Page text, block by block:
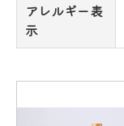
アレルギー表
示